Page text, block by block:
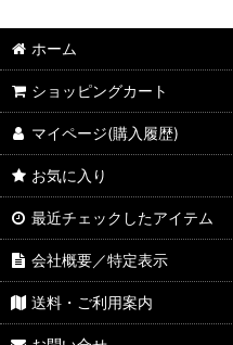
ホーム
ショッピングカート
マイページ(購入履歴)
お気に入り
最近チェックしたアイテム
会社概要／特定表示
送料・ご利用案内